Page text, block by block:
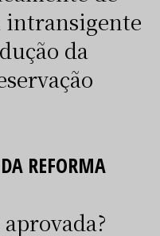
intransigente
da
REFORMA